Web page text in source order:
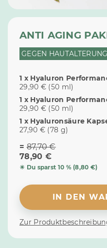
ANTI AGING
GEGEN HAUTALTERUNG
1 x Hyaluron
29,90 € (50 ml)
1 x Hyaluron
29,90 € (50 ml)
1 x Hyaluronsäure
27,90 € (78 g)
= 87,70 €
78,90 €
☀ Du sparst 10 % (8,80 €)
IN DEN
Zur